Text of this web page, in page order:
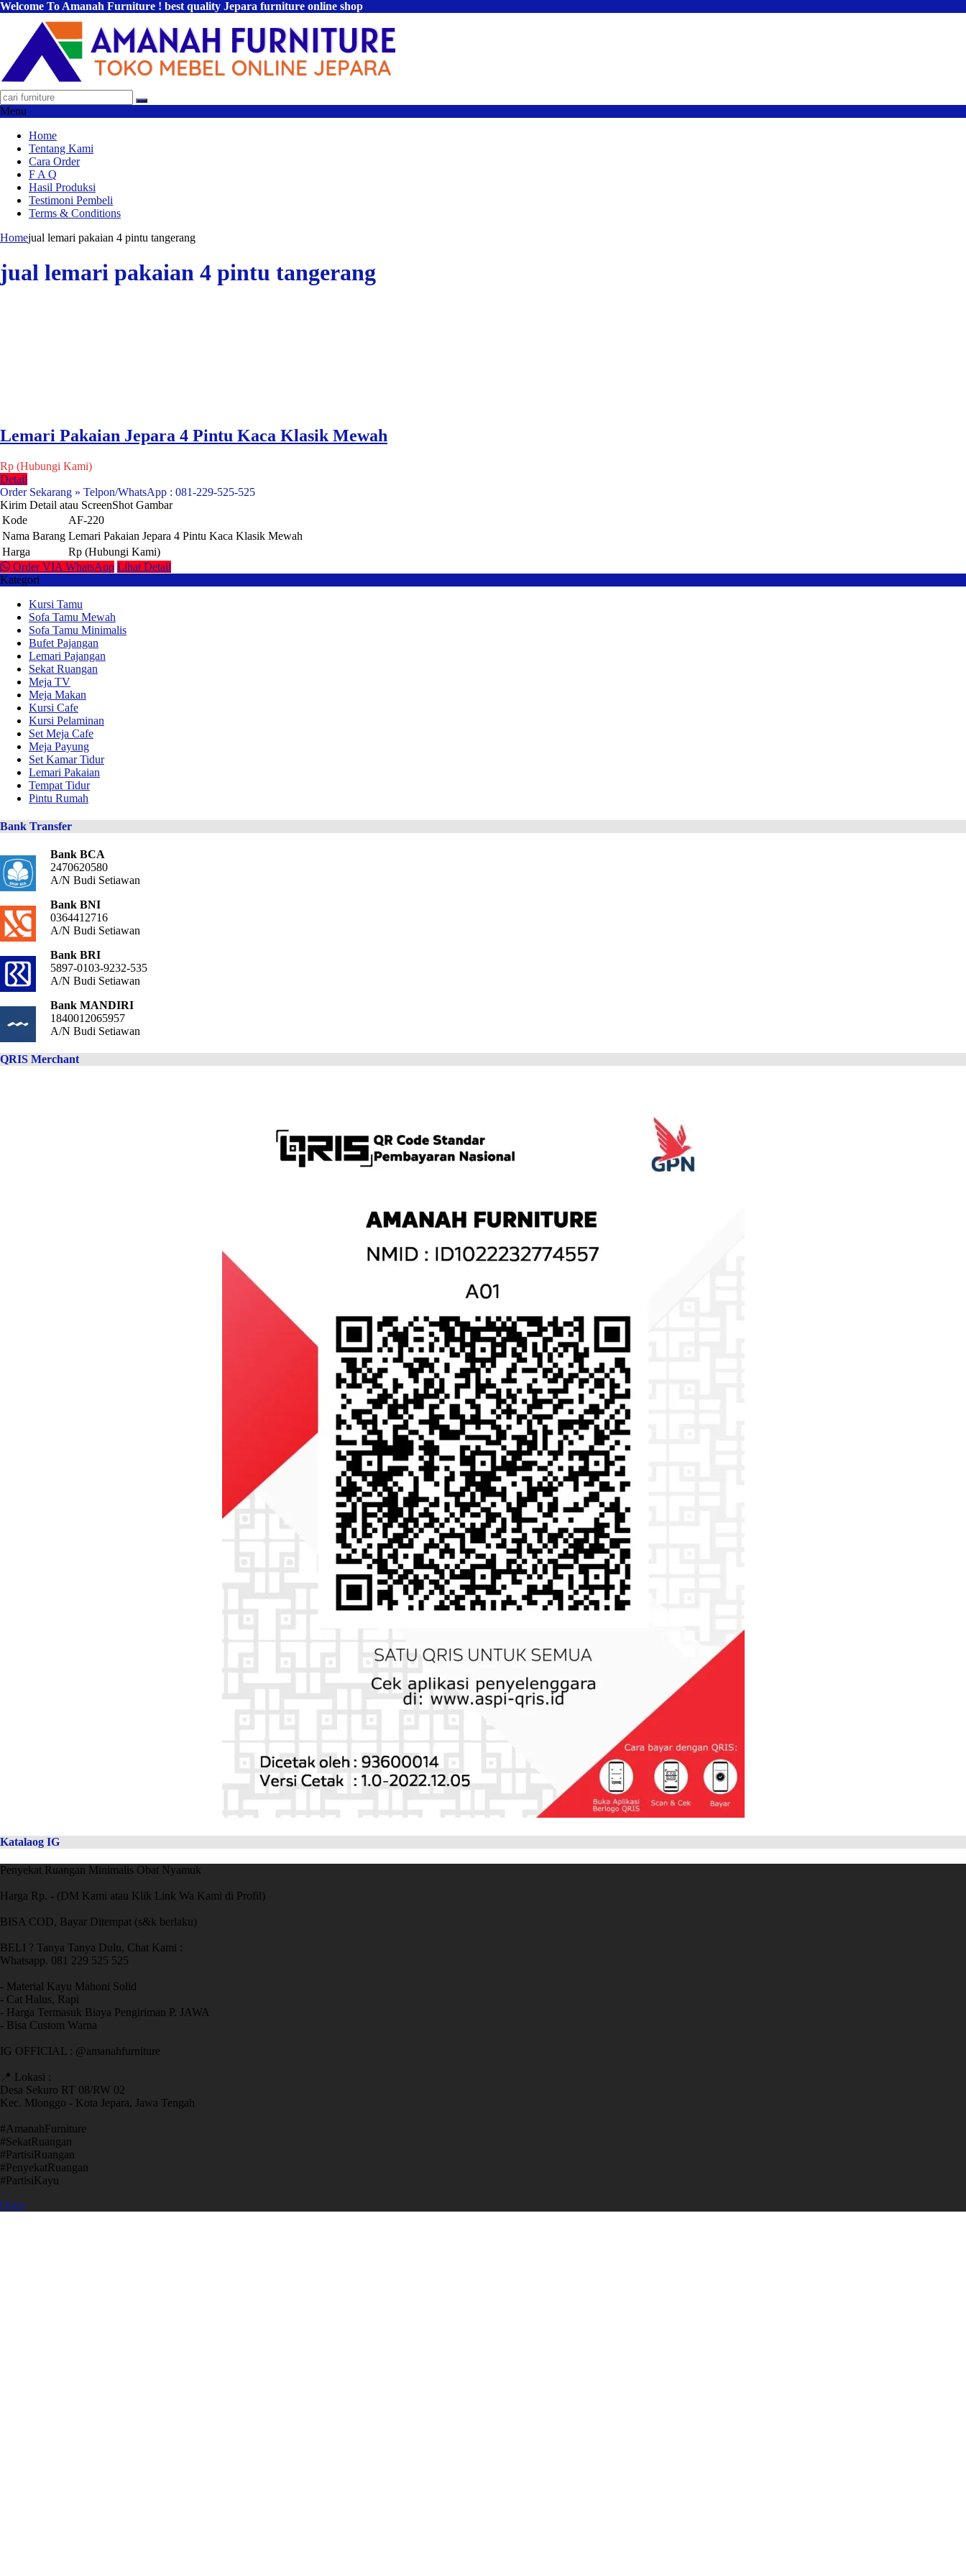
Welcome To Amanah Furniture ! best quality Jepara furniture online shop
Menu
Home
Tentang Kami
Cara Order
F A Q
Hasil Produksi
Testimoni Pembeli
Terms & Conditions
Homejual lemari pakaian 4 pintu tangerang
jual lemari pakaian 4 pintu tangerang
Lemari Pakaian Jepara 4 Pintu Kaca Klasik Mewah
Rp (Hubungi Kami)
Detail
Order Sekarang » Telpon/WhatsApp : 081-229-525-525
Kirim Detail atau ScreenShot Gambar
Kode
AF-220
Nama Barang Lemari Pakaian Jepara 4 Pintu Kaca Klasik Mewah
Harga
Rp (Hubungi Kami)
Order VIA WhatsApp Lihat Detail
Kategori
Kursi Tamu
Sofa Tamu Mewah
Sofa Tamu Minimalis
Bufet Pajangan
Lemari Pajangan
Sekat Ruangan
Meja TV
Meja Makan
Kursi Cafe
Kursi Pelaminan
Set Meja Cafe
Meja Payung
Set Kamar Tidur
Lemari Pakaian
Tempat Tidur
Pintu Rumah
Bank Transfer
Bank BCA
2470620580
A/N Budi Setiawan
Bank BNI
0364412716
A/N Budi Setiawan
Bank BRI
5897-0103-9232-535
A/N Budi Setiawan
Bank MANDIRI
1840012065957
A/N Budi Setiawan
QRIS Merchant
Katalaog IG
Penyekat Ruangan Minimalis Obat Nyamuk
Harga Rp. - (DM Kami atau Klik Link Wa Kami di Profil)
BISA COD, Bayar Ditempat (s&k berlaku)
BELI ? Tanya Tanya Dulu, Chat Kami :
Whatsapp. 081 229 525 525
- Material Kayu Mahoni Solid
- Cat Halus, Rapi
- Harga Termasuk Biaya Pengiriman P. JAWA
- Bisa Custom Warna
IG OFFICIAL : @amanahfurniture
📍 Lokasi :
Desa Sekuro RT 08/RW 02
Kec. Mlonggo - Kota Jepara, Jawa Tengah
​#AmanahFurniture
​#SekatRuangan
​#PartisiRuangan
​#PenyekatRuangan
​#PartisiKayu
Open